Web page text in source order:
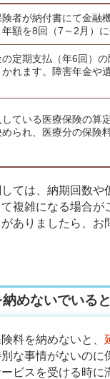
者が納付書にて金融
額を8回（7～2月）に
の定期支払（年6回）
かれます。障害年金や
している医療保険の算
られ、医療分の保険
ては、納期回数や
複雑になる場合が
ありましたら、お
めないでいると
料を納めないと、
な事情がないのに
ビスを受ける時に